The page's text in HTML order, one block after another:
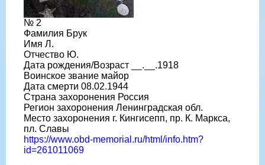
№ 2
Фамилия Брук
Имя Л.
Отчество Ю.
Дата рождения/Возраст __.__.1918
Воинское звание майор
Дата смерти 08.02.1944
Страна захоронения Россия
Регион захоронения Ленинградская обл.
Место захоронения г. Кингисепп, пр. К. Маркса,
пл. Славы
https://www.obd-memorial.ru/html/info.htm?
id=261011069